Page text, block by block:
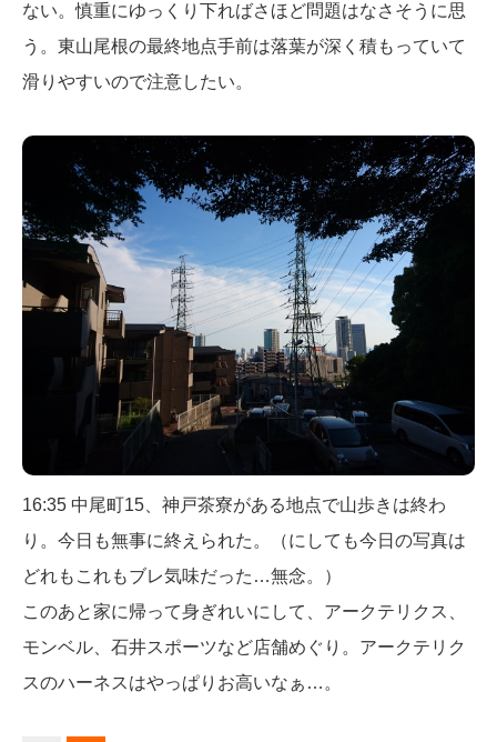
ない。慎重にゆっくり下ればさほど問題はなさそうに思
う。東山尾根の最終地点手前は落葉が深く積もっていて
滑りやすいので注意したい。
16:35 中尾町15、神戸茶寮がある地点で山歩きは終わ
り。今日も無事に終えられた。（にしても今日の写真は
どれもこれもブレ気味だった…無念。）
このあと家に帰って身ぎれいにして、アークテリクス、
モンベル、石井スポーツなど店舗めぐり。アークテリク
スのハーネスはやっぱりお高いなぁ…。